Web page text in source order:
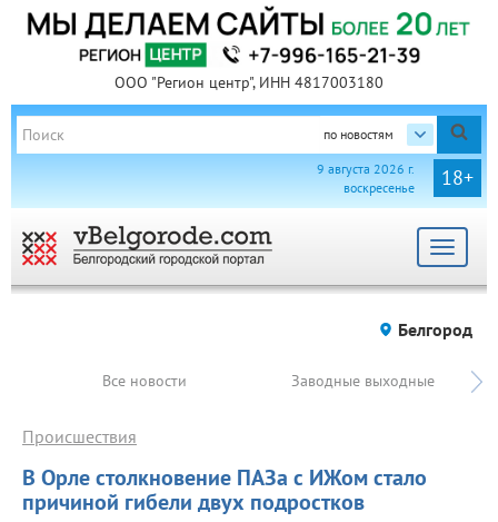
ООО "Регион центр", ИНН 4817003180
по новостям
18+
9 августа 2026 г.
воскресенье
Toggle
Белгород
Все новости Заводные выходные
В Орле столкновение ПАЗа с ИЖом стало
причиной гибели двух подростков
Происшествия